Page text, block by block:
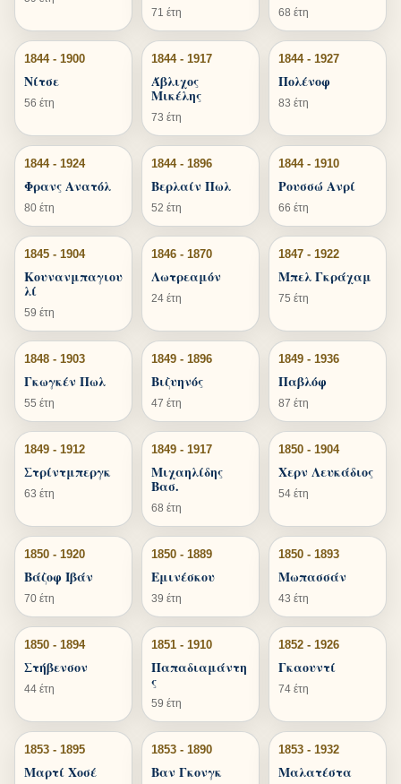
71 έτη
68 έτη
1844 - 1900
Νίτσε
56 έτη
1844 - 1917
Άβλιχος
Μικέλης
73 έτη
1844 - 1927
Πολένοφ
83 έτη
1844 - 1924
Φρανς Ανατόλ
80 έτη
1844 - 1896
Βερλαίν Πωλ
52 έτη
1844 - 1910
Ρουσσώ Ανρί
66 έτη
1845 - 1904
Κουνανμπαγιου
λί
59 έτη
1846 - 1870
Λωτρεαμόν
24 έτη
1847 - 1922
Μπελ Γκράχαμ
75 έτη
1848 - 1903
Γκωγκέν Πωλ
55 έτη
1849 - 1896
Βιζυηνός
47 έτη
1849 - 1936
Παβλόφ
87 έτη
1849 - 1912
Στρίντμπεργκ
63 έτη
1849 - 1917
Μιχαηλίδης
Βασ.
68 έτη
1850 - 1904
Χερν Λευκάδιος
54 έτη
1850 - 1920
Βάζοφ Ιβάν
70 έτη
1850 - 1889
Εμινέσκου
39 έτη
1850 - 1893
Μωπασσάν
43 έτη
1850 - 1894
Στήβενσον
44 έτη
1851 - 1910
Παπαδιαμάντη
ς
59 έτη
1852 - 1926
Γκαουντί
74 έτη
1853 - 1895
Μαρτί Χοσέ
1853 - 1890
Βαν Γκονγκ
1853 - 1932
Μαλατέστα